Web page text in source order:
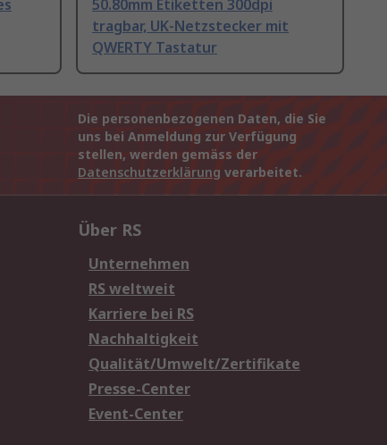
50.80mm Etiketten 300dpi
tragbar, UK-Netzstecker mit
QWERTY Tastatur
Die personenbezogenen Daten, die Sie
uns bei Anmeldung zur Verfügung
stellen, werden gemäss der
Datenschutzerklärung verarbeitet.
Über RS
Unternehmen
RS weltweit
Karriere bei RS
Nachhaltigkeit
Qualität/Umwelt/Zertifikate
Presse-Center
Event-Center